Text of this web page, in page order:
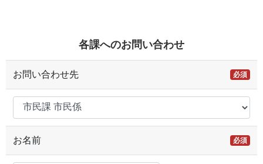
各課へのお問い合わせ
お問い合わせ先 必須
お名前 必須